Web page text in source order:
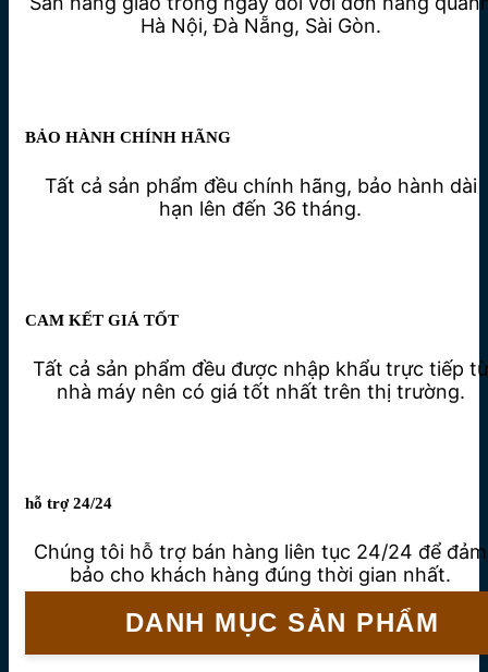
Hà Nội, Đà Nẵng, Sài Gòn.
BẢO HÀNH CHÍNH HÃNG
Tất cả sản phẩm đều chính hãng, bảo hành dài
hạn lên đến 36 tháng.
CAM KẾT GIÁ TỐT
Tất cả sản phẩm đều được nhập khẩu trực tiếp từ
nhà máy nên có giá tốt nhất trên thị trường.
hỗ trợ 24/24
Chúng tôi hỗ trợ bán hàng liên tục 24/24 để đảm
bảo cho khách hàng đúng thời gian nhất.
DANH MỤC SẢN PHẨM